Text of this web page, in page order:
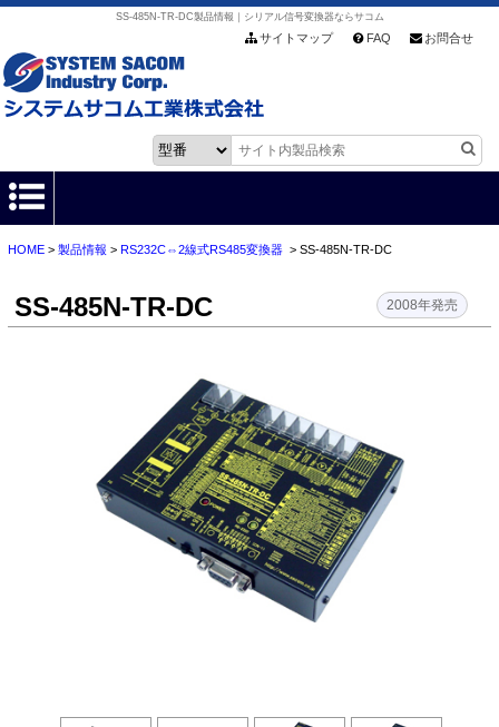
SS-485N-TR-DC製品情報｜シリアル信号変換器ならサコム
サイトマップ FAQ お問合せ
HOME
お客様サポート
会社情報
お問い合わせ
HOME> 製品情報 > RS232C⇔2線式RS485変換器> SS-485N-TR-DC
SS-485N-TR-DC 2008年発売